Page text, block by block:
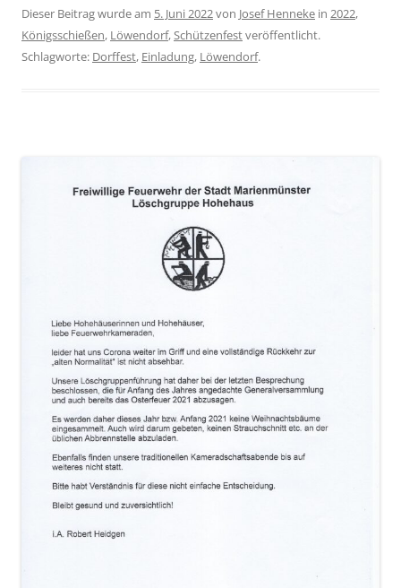
Dieser Beitrag wurde am 5. Juni 2022von Josef Henneke in 2022,
Königsschießen, Löwendorf,Schützenfestveröffentlicht.
Schlagworte: Dorffest, Einladung, Löwendorf.